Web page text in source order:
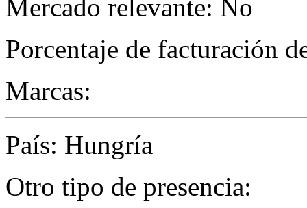
Mercado relevante: No
Porcentaje de facturación
Marcas:
País: Hungría
Otro tipo de presencia: